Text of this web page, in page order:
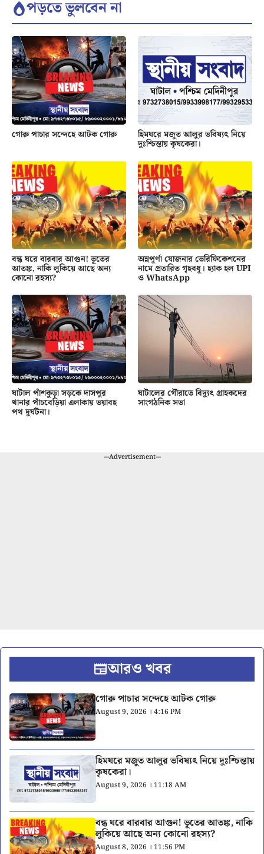
পড়তে ভুলবেন না
গোরু পাচার সন্দেহে আটক গোরু হিমঘরে মজুত আলুর ভবিষ্যৎ নিয়ে
দুঃশ্চিন্তায় কৃষকেরা।
বন্ধ ঘরে বারবার আগুন! ভূতের
আতঙ্ক, নাকি লুকিয়ে আছে অন্য
কোনো রহস্য?
অন্নপূর্ণা যোজনার ভেরিফিকেশনের
নামে প্রতারিত গৃহবধূ। হ্যাক হল UPI
ও WhatsApp
ঘাটাল পাঁশকুড়া সড়কে দাসপুর
থানার পাঁচবেড়িয়া এলাকায় ভয়াবহ
পথ দুর্ঘটনা।
ঘাটালের গৌরাতে বিদ্যুৎ গ্রাহকদের
সাংগঠনিক সভা
---Advertisement---
আরও খবর
গোরু পাচার সন্দেহে আটক গোরু
August 9, 2026 । 4:16 PM
হিমঘরে মজুত আলুর ভবিষ্যৎ নিয়ে দুঃশ্চিন্তায়
কৃষকেরা।
August 9, 2026 । 11:18 AM
বন্ধ ঘরে বারবার আগুন! ভূতের আতঙ্ক, নাকি
লুকিয়ে আছে অন্য কোনো রহস্য?
August 8, 2026 । 11:56 PM